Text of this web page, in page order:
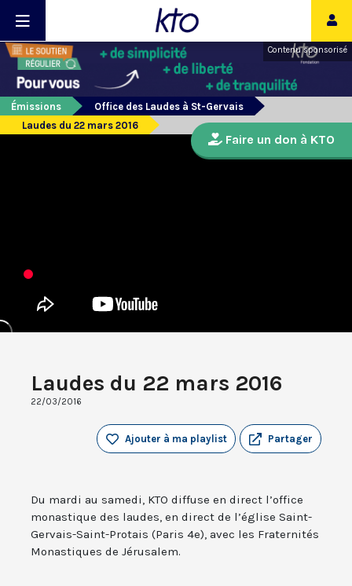
Contenu sponsorisé
Émissions
Office des Laudes à St-Gervais
Laudes du 22 mars 2016
Laudes du 22 mars 2016
22/03/2016
Partager
Ajouter à ma playlist
Du mardi au samedi, KTO diffuse en direct l’office
monastique des laudes, en direct de l’église Saint-
Gervais-Saint-Protais (Paris 4e), avec les Fraternités
Monastiques de Jérusalem.
Faire un don à KTO